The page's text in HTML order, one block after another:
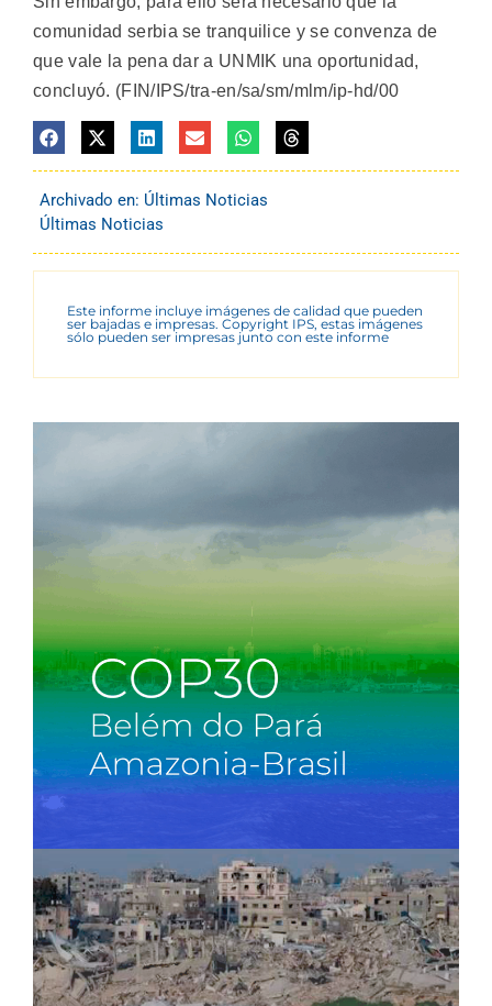
comunidad serbia se tranquilice y se convenza de
que vale la pena dar a UNMIK una oportunidad,
concluyó. (FIN/IPS/tra-en/sa/sm/mlm/ip-hd/00
Archivado en: Últimas Noticias
Últimas Noticias
Este informe incluye imágenes de calidad que pueden
ser bajadas e impresas. Copyright IPS, estas imágenes
sólo pueden ser impresas junto con este informe